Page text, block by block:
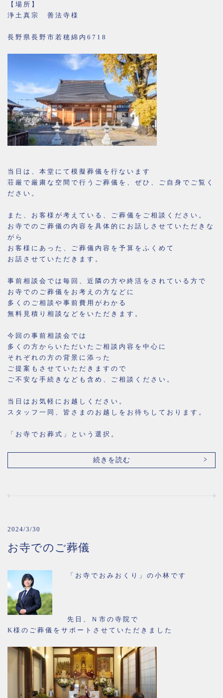
【場所】
浄土真宗 善法寺様
長野県長野市若穂綿内6718
当日は、本堂にて模擬葬儀を行ないます
荘厳で厳粛な空間で行うご葬儀を、ぜひ、ご自身でご覧く
ださい。
また、お客様が考えている、ご葬儀をご相談ください。
お寺でのご葬儀の内容を具体的にお話しさせていただきな
がら
お客様にあった、ご葬儀内容を予算をふくめて
お話させていただきます。
事前相談会では毎回、近隣の方や終活をされている方で
お寺でのご葬儀をお考えの方などに
多くのご相談や事前費用がわかる
無料見積り相談などをいただきます。
今回の事前相談会では
多くの方からいただいたご相談内容を中心に
それぞれの方の背景に添った
ご提案もさせていただきますので
ご不安な手続きなども含め、ご相談ください。
当日はお気軽にお越しください。
スタッフ一同、皆さまのお越しをお待ちしております。
「お寺でお葬式」という選択。
続きを読む
2024/3/30
お寺でのご葬儀
「お寺でおみおくり」の小林です
先日、Ｎ市の寺院で
K様のご葬儀をサポートさせていただきました